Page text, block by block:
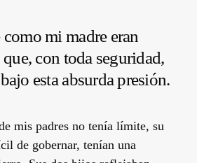
mi madre eran
con toda seguridad,
esta absurda presión.
mis padres no tenía límite, su
de gobernar, tenían una